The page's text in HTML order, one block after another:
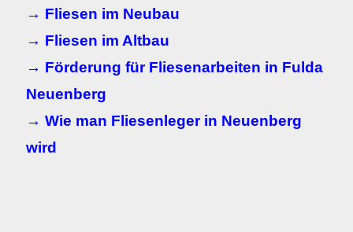
→ Fliesen im Neubau
→ Fliesen im Altbau
→ Förderung für Fliesenarbeiten in Fulda
Neuenberg
→ Wie man Fliesenleger in Neuenberg
wird